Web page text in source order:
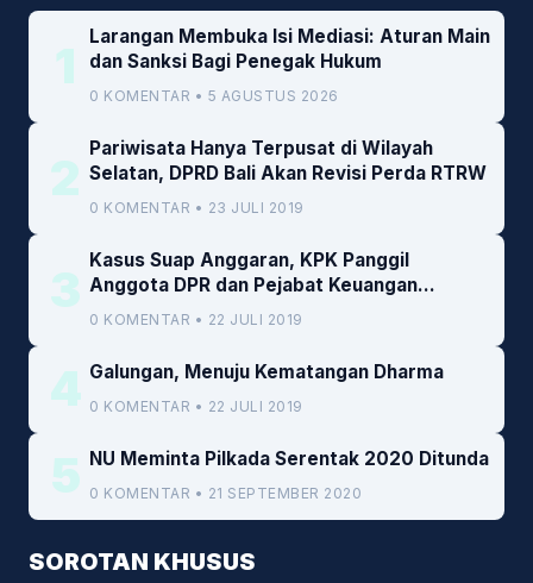
1
Larangan Membuka Isi Mediasi: Aturan Main
dan Sanksi Bagi Penegak Hukum
0 KOMENTAR • 5 AGUSTUS 2026
2
Pariwisata Hanya Terpusat di Wilayah
Selatan, DPRD Bali Akan Revisi Perda RTRW
0 KOMENTAR • 23 JULI 2019
3
Kasus Suap Anggaran, KPK Panggil
Anggota DPR dan Pejabat Keuangan
Kemenkeu
0 KOMENTAR • 22 JULI 2019
4 Galungan, Menuju Kematangan Dharma
0 KOMENTAR • 22 JULI 2019
5 NU Meminta Pilkada Serentak 2020 Ditunda
0 KOMENTAR • 21 SEPTEMBER 2020
SOROTAN KHUSUS